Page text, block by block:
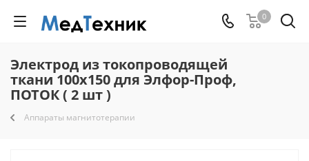
0
Электрод из токопроводящей
ткани 100x150 для Элфор-Проф,
ПОТОК ( 2 шт )
Аппараты магнитотерапии